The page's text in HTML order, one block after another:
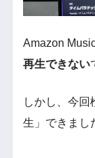
Amazon Music
再生できない
しかし、今回
生」できまし